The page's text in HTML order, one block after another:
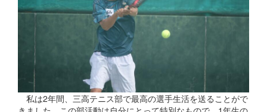
私は2年間、三高テニス部で最高の選手生活を送ることがで